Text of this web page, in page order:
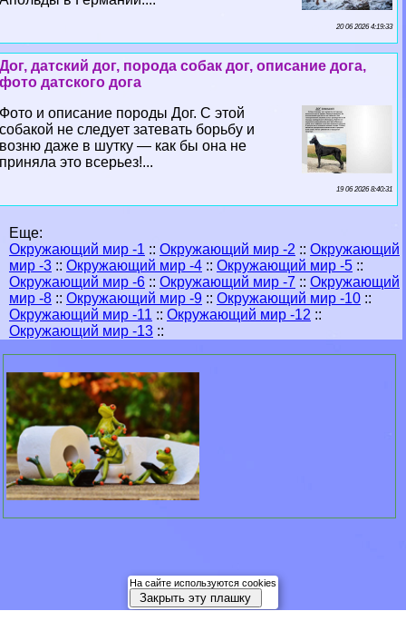
20 06 2026 4:19:33
Дог, датский дог, порода собак дог, описание дога,
фото датского дога
Фото и описание породы Дог. С этой
собакой не следует затевать борьбу и
возню даже в шутку — как бы она не
приняла это всерьез!...
19 06 2026 8:40:31
Еще:
Окружающий мир -1 :: Окружающий мир -2 :: Окружающий
мир -3 :: Окружающий мир -4 :: Окружающий мир -5 ::
Окружающий мир -6 :: Окружающий мир -7 :: Окружающий
мир -8 :: Окружающий мир -9 :: Окружающий мир -10 ::
Окружающий мир -11 :: Окружающий мир -12 ::
Окружающий мир -13 ::
На сайте используются cookies
Закрыть эту плашку